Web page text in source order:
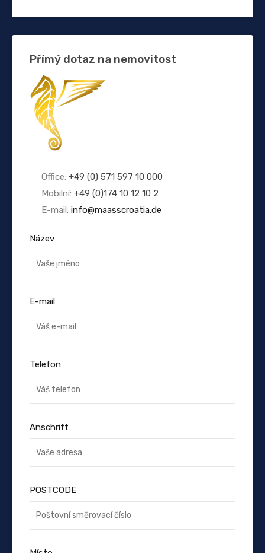
Přímý dotaz na nemovitost
Office: +49 (0) 571 597 10 000
Mobilní: +49 (0)174 10 12 10 2
E-mail: info@maasscroatia.de
Název
E-mail
Telefon
Anschrift
POSTCODE